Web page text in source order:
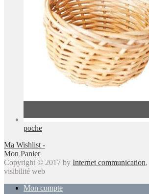
poche
Ma Wishlist -
Mon Panier
Copyright © 2017 by Internet communication
visibilité web
Mon compte